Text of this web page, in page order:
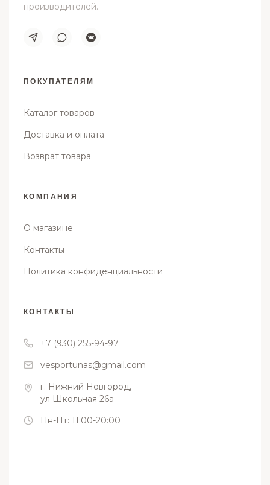
производителей.
ПОКУПАТЕЛЯМ
Каталог товаров
Доставка и оплата
Возврат товара
КОМПАНИЯ
О магазине
Контакты
Политика конфиденциальности
КОНТАКТЫ
+7 (930) 255-94-97
vesportunas@gmail.com
г. Нижний Новгород,
ул Школьная 26а
Пн-Пт: 11:00-20:00